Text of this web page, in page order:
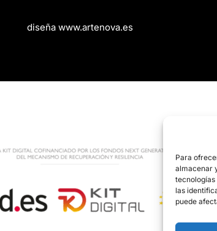
Para
almacenar
las
puede
diseña www.artenova.es